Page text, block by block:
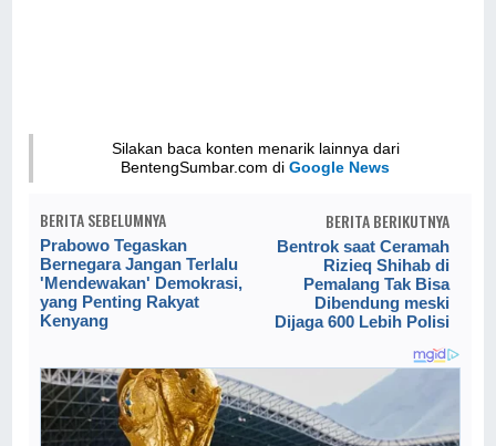
Silakan baca konten menarik lainnya dari
BentengSumbar.com diGoogle News
BERITA SEBELUMNYA
Prabowo Tegaskan
Bernegara Jangan Terlalu
'Mendewakan' Demokrasi,
yang Penting Rakyat
Kenyang
BERITA BERIKUTNYA
Bentrok saat Ceramah
Rizieq Shihab di
Pemalang Tak Bisa
Dibendung meski
Dijaga 600 Lebih Polisi